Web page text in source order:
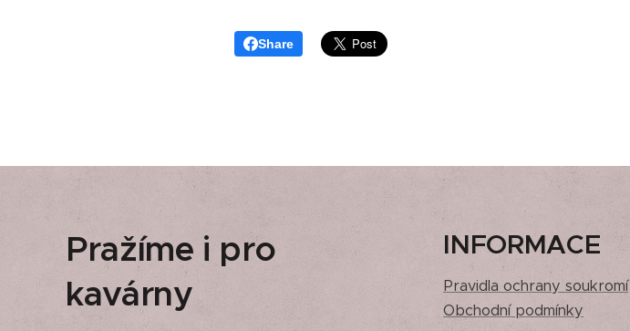
Share
Pražíme i pro
kavárny
INFORMACE
Pravidla ochrany soukromí
Obchodní podmínky